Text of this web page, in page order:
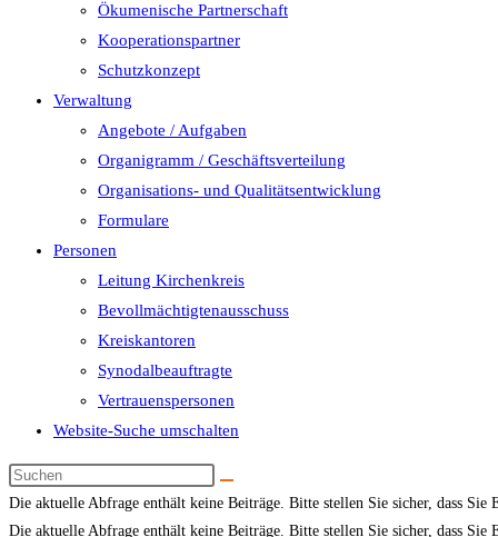
Ökumenische Partnerschaft
Kooperationspartner
Schutzkonzept
Verwaltung
Angebote / Aufgaben
Organigramm / Geschäftsverteilung
Organisations- und Qualitätsentwicklung
Formulare
Personen
Leitung Kirchenkreis
Bevollmächtigtenausschuss
Kreiskantoren
Synodalbeauftragte
Vertrauenspersonen
Website-Suche umschalten
Die aktuelle Abfrage enthält keine Beiträge. Bitte stellen Sie sicher, dass
Die aktuelle Abfrage enthält keine Beiträge. Bitte stellen Sie sicher, dass